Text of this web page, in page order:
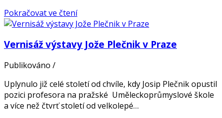
Pokračovat ve čtení
Vernisáž výstavy Jože Plečnik v Praze
Publikováno /
Uplynulo již celé století od chvíle, kdy Josip Plečnik opustil
pozici profesora na pražské Uměleckoprůmyslové škole
a více než čtvrť století od velkolepé…